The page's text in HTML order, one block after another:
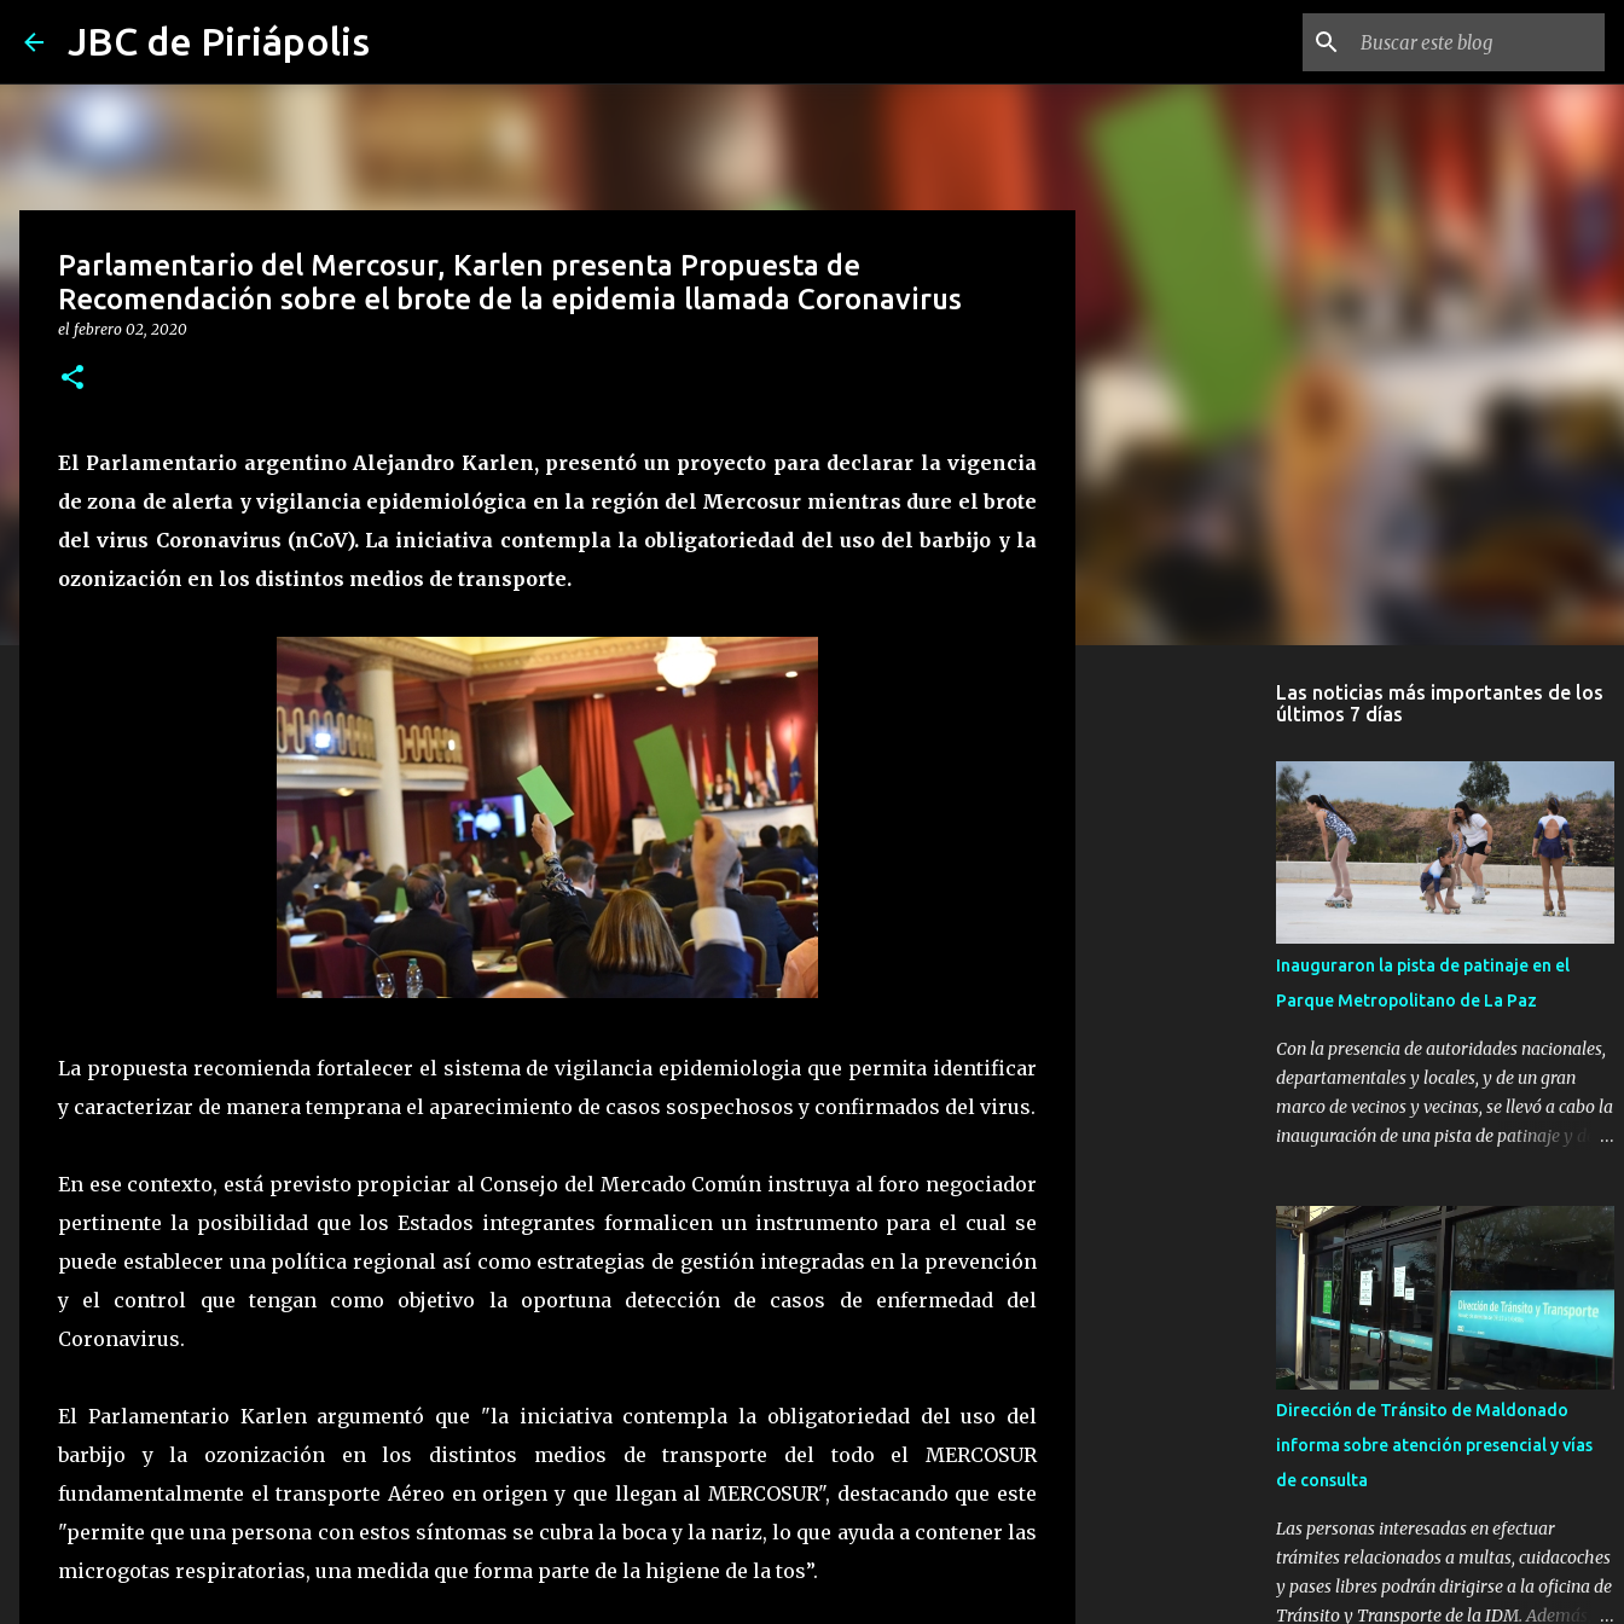
JBC de Piriápolis
Parlamentario del Mercosur, Karlen presenta Propuesta de
Recomendación sobre el brote de la epidemia llamada Coronavirus
el febrero 02, 2020
El Parlamentario argentino Alejandro Karlen, presentó un proyecto para declarar la vigencia
de zona de alerta y vigilancia epidemiológica en la región del Mercosur mientras dure el brote
del virus Coronavirus (nCoV). La iniciativa contempla la obligatoriedad del uso del barbijo y la
ozonización en los distintos medios de transporte.
La propuesta recomienda fortalecer el sistema de vigilancia epidemiologia que permita identificar
y caracterizar de manera temprana el aparecimiento de casos sospechosos y confirmados del virus.
En ese contexto, está previsto propiciar al Consejo del Mercado Común instruya al foro negociador
pertinente la posibilidad que los Estados integrantes formalicen un instrumento para el cual se
puede establecer una política regional así como estrategias de gestión integradas en la prevención
y el control que tengan como objetivo la oportuna detección de casos de enfermedad del
Coronavirus.
El Parlamentario Karlen argumentó que "la iniciativa contempla la obligatoriedad del uso del
barbijo y la ozonización en los distintos medios de transporte del todo el MERCOSUR
fundamentalmente el transporte Aéreo en origen y que llegan al MERCOSUR", destacando que este
"permite que una persona con estos síntomas se cubra la boca y la nariz, lo que ayuda a contener las
microgotas respiratorias, una medida que forma parte de la higiene de la tos”.
Las noticias más importantes de los
últimos 7 días
Inauguraron la pista de patinaje en el
Parque Metropolitano de La Paz
Con la presencia de autoridades nacionales,
departamentales y locales, y de un gran
marco de vecinos y vecinas, se llevó a cabo la
inauguración de una pista de patinaje y de
con el apoyo del Fondo + Local que es
impulsado por el Programa Uruguay
Integra, de la Dirección de Descentralización
e Inversión Pública de OPP, así como aportes
del Gobierno de Canelones y del Ministerio
de Transporte y Obras Públicas. La nueva
infraestructura deportiva consiste en una
hormigón sobre sus laterales. Su destino
será polifuncional, permitiendo la práctica
de eventos culturales. Próximo a la pista, se
instalaron juegos infantiles y equipamiento
urbano (bancos de hormigón y sets de
Dirección de Tránsito de Maldonado
informa sobre atención presencial y vías
de consulta
Las personas interesadas en efectuar
trámites relacionados a multas, cuidacoches
y pases libres podrán dirigirse a la oficina de
Tránsito y Transporte de la IDM. Además, la